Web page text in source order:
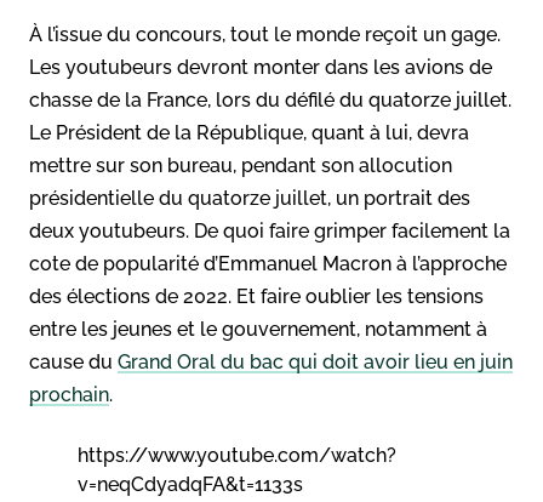
À l’issue du concours, tout le monde reçoit un gage.
Les youtubeurs devront monter dans les avions de
chasse de la France, lors du défilé du quatorze juillet.
Le Président de la République, quant à lui, devra
mettre sur son bureau, pendant son allocution
présidentielle du quatorze juillet, un portrait des
deux youtubeurs. De quoi faire grimper facilement la
cote de popularité d’Emmanuel Macron à l’approche
des élections de 2022. Et faire oublier les tensions
entre les jeunes et le gouvernement, notamment à
cause du Grand Oral du bac qui doit avoir lieu en juin
prochain.
https://www.youtube.com/watch?
v=neqCdyadqFA&t=1133s